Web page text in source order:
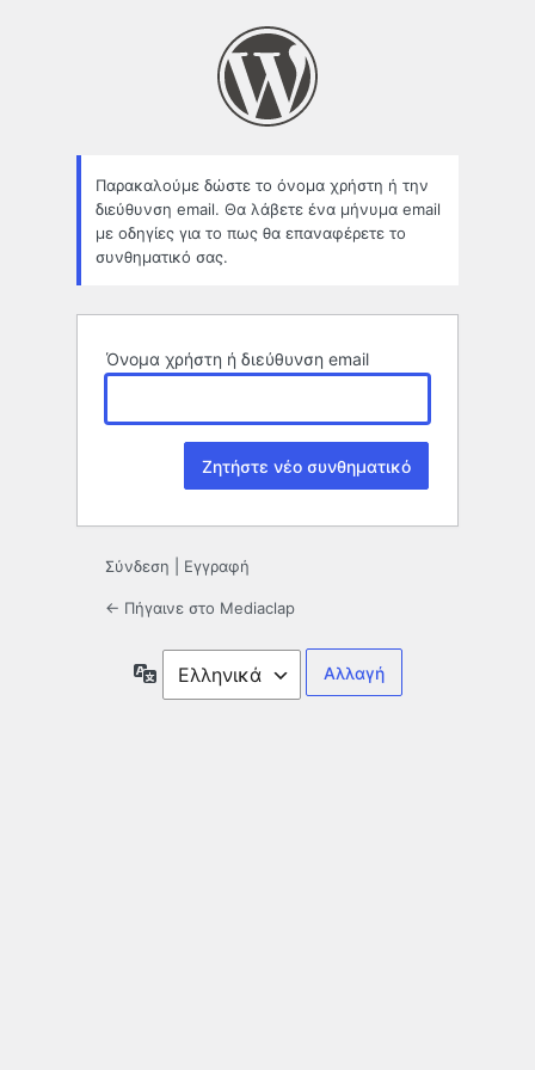
Παρακαλούμε δώστε το όνομα χρήστη ή την
διεύθυνση email. Θα λάβετε ένα μήνυμα email
με οδηγίες για το πως θα επαναφέρετε το
συνθηματικό σας.
Όνομα χρήστη ή διεύθυνση email
Σύνδεση Εγγραφή
← Πήγαινε στο Mediaclap
Γλώσσα